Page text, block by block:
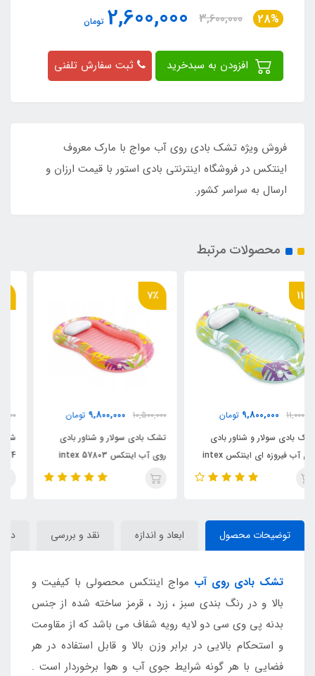
28%
3,600,000
2,600,000 تومان
ثبت سفارش تلفنی
فروش ویژه تشک بادی روی آب مواج با مارک معروف
اینتکس در فروشگاه اینترنتی بادی استور با قیمت ارزان و
ارسال به سراسر کشور.
محصولات مرتبط
10,500,000
9,800,000
تشک بادی سولار و شناور بادی
روی آب اینتکس intex 57803
4,300,000
3,300,000
شناور بادی کودک طرح دایناسور
intex 57584
توضیحات محصول ابعاد و اندازه نقد و بررسی
تشک بادی روی آب مواج اینتکس محصولی با کیفیت و
بالا و در رنگ بندی سبز ، زرد ، قرمز ساخته شده از جنس
بدنه پی وی سی دو لایه رویه شفاف می باشد که از مقاومت
و استحکام بالایی در برابر وزن بالا و قابل استفاده در هر
فضایی با هر گونه شرایط جوی آب و هوا برخوردار است .